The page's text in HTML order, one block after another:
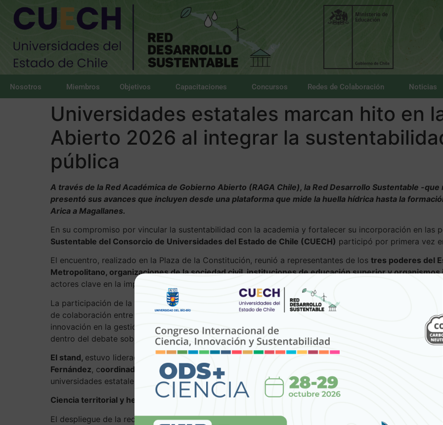
Nosotros Miembros Objetivos Capacitaciones Concursos Redes de Colaboración Noticias
Universidades estatales marcan hito en
Abierto 2026 al integrar la
pública
A través de la Red Académica de Gobierno Abierto (RAGA Chile), la Red Desarrollo Sustentable -
presentó sus avances que incluyen desde una plataforma que mide la huella hídrica hasta la
Arica a Magallanes.
En su compromiso por vincular la sustentabilidad con la academia y fortalecer su incorporación en las
Sustentable del Consorcio de Universidades del Estado de Chile (CUECH) participó por primera vez
El encuentro, realizado en la Plaza de la Constitución, reunió a representantes de los tres poderes del
Metropolitano, organizaciones de la sociedad civil, instituciones de educación superior y organismos
actores clave en la implementación de los planes de acción de este modelo de gestión pública.
La participación de la
Red Desarrollo Sustentable se articuló a través de la Red Académica de
de colaboración entre instituciones de educación superior y organismos públicos orientada a
innovación en la gestión pública. Esta alianza ha permitido posicionar la gobernanza climática y la
dentro del debate sobre innovación y políticas públicas.
El stand, estuvo liderado en terreno porGerardo Vergara, presidente de la Red Académica de
Fernández, coordinador general de la Red Desarrollo Sustentable
, quienes presentaron los
universidades estatales del país.
Ciencia territorial y herramientas para el Estado
El despliegue de la red en la feria no se limitó sólo a la teoría, sino que exhibió capacidades científicas